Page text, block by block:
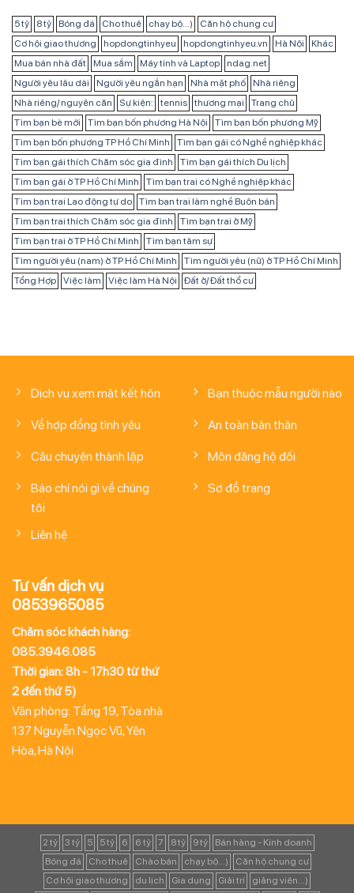
5 tỷ 8 tỷ Bóng đá Cho thuê chạy bộ...)
Căn hộ chung cư
Cơ hội giao thương
hopdongtinhyeu hopdongtinhyeu.vn Hà Nội
Khác
Mua bán nhà đất
Mua sắm Máy tính và Laptop
ndag.net
Người yêu lâu dài
Người yêu ngắn hạn Nhà mặt phố
Nhà riêng
Nhà riêng/ nguyên căn
Sự kiện: tennis thương mại
Trang chủ
Tìm bạn bè mới
Tìm bạn bốn phương Hà Nội
Tìm bạn bốn phương Mỹ
Tìm bạn bốn phương TP Hồ Chí Minh
Tìm bạn gái có Nghề nghiệp khác
Tìm bạn gái thích Chăm sóc gia đình
Tìm bạn gái thích Du lịch
Tìm bạn gái ở TP Hồ Chí Minh
Tìm bạn trai có Nghề nghiệp khác
Tìm bạn trai Lao động tự do
Tìm bạn trai làm nghề Buôn bán
Tìm bạn trai thích Chăm sóc gia đình
Tìm bạn trai ở Mỹ
Tìm bạn trai ở TP Hồ Chí Minh
Tìm bạn tâm sự
Tìm người yêu (nam) ở TP Hồ Chí Minh
Tìm người yêu (nữ) ở TP Hồ Chí Minh
Tổng Hợp
Việc làm Việc làm Hà Nội Đất ở/ Đất thổ cư
Dịch vụ xem mặt kết hôn
Về hợp đồng tình yêu
Câu chuyện thành lập
Báo chí nói gì về chúng
tôi
Liên hệ
Bạn thuộc mẫu người nào
An toàn bản thân
Môn đăng hộ đối
Sơ đồ trang
Tư vấn dịch vụ
0853965085
Chăm sóc khách hàng:
085.3946.085
Thời gian: 8h - 17h30 từ thứ
2 đến thứ 5)
Văn phòng: Tầng 19, Tòa nhà
137 Nguyễn Ngọc Vũ, Yên
Hòa, Hà Nội
2 tỷ 3 tỷ 5 5 tỷ 6 6 tỷ 7 8 tỷ 9 tỷ
Bán hàng - Kinh doanh
Bóng đá
Cho thuê Chào bán chạy bộ...)
Căn hộ chung cư
Cơ hội giao thương
du lịch Gia dụng Giải trí
giảng viên...)